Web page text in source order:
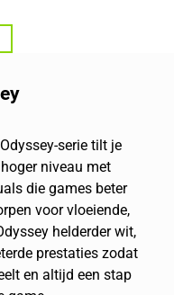
serie tilt je
niveau met
die games beter
voor vloeiende,
helderder wit,
prestaties zodat
en altijd een stap